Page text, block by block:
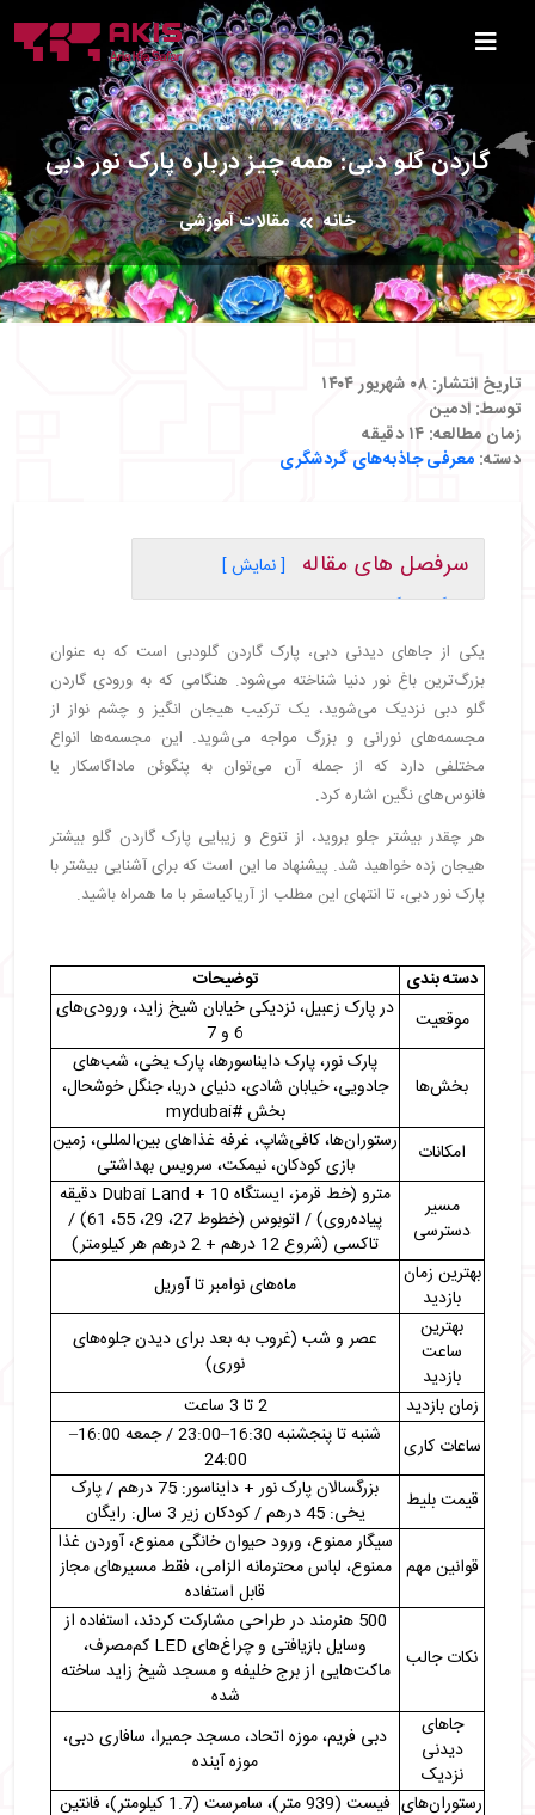
گاردن گلو دبی: همه چیز درباره پارک نور دبی
خانه مقالات آموزشی
تاریخ انتشار: ۰۸ شهریور ۱۴۰۴
توسط: ادمین
زمان مطالعه: ۱۴ دقیقه
دسته: معرفی جاذبه‌های گردشگری
سرفصل های مقاله
[ نمایش ]
・گاردن گلو دبی چه پارکی است؟
طراحی و ساخت گاردن گلو دبی
・ گاردن گلو دبی کجاست؟
・
چطور به گاردن گلو دبی برویم؟
・
بهترین زمان بازدید از گاردن گلو دبی
・
بهترین ساعت بازدید از گاردن گلو دبی
・
معرفی بخش‌های مختلف گاردن گلو دبی
・ پارک دایناسورها (Dinosaur Park)
・پارک یخی (Ice Park)
・ شب‌های جادویی (Magical Nights)
・دنیای دریا (Sea World)
・جنگل خوشحال (Happy Forest)
・هشتگ دبی من (#mydubai)
・امکانات گاردن گلو دبی
・ساعات فعالیت و قیمت بلیط گاردن گلو دبی
‌نکات جالب درباره گاردن گلو دبی
・قوانین بازدید از گاردن گلو دبی
・جاهای دیدنی نزدیک گاردن گلو دبی
・رستوران‌های نزدیک گاردن گلو دبی
・مراکز خرید نزدیک گاردن گلو دبی
・جمع بندی
یکی از جاهای دیدنی دبی، پارک گاردن گلودبی است که به عنوان
بزرگ‌ترین باغ نور دنیا شناخته می‌شود. هنگامی که به ورودی گاردن
گلو دبی نزدیک می‌شوید، یک ترکیب هیجان انگیز و چشم نواز از
مجسمه‌های نورانی و بزرگ مواجه می‌شوید. این مجسمه‌ها انواع
مختلفی دارد که از جمله آن می‌توان به پنگوئن ماداگاسکار یا
فانوس‌های نگین اشاره کرد.
هر چقدر بیشتر جلو بروید، از تنوع و زیبایی پارک گاردن گلو بیشتر
هیجان زده خواهید شد. پیشنهاد ما این است که برای آشنایی بیشتر با
پارک نور دبی، تا انتهای این مطلب از آریاکیاسفر با ما همراه باشید.
دسته بندی
توضیحات
موقعیت
در پارک زعبیل، نزدیکی خیابان شیخ زاید، ورودی‌های
6 و 7
بخش‌ها
پارک نور، پارک دایناسورها، پارک یخی، شب‌های
جادویی، خیابان شادی، دنیای دریا، جنگل خوشحال،
بخش #mydubai
امکانات
رستوران‌ها، کافی‌شاپ، غرفه غذاهای بین‌المللی، زمین
بازی کودکان، نیمکت، سرویس بهداشتی
مسیر
دسترسی
مترو (خط قرمز، ایستگاه Dubai Land + 10 دقیقه
پیاده‌روی) / اتوبوس (خطوط 27، 29، 55، 61) /
تاکسی (شروع 12 درهم + 2 درهم هر کیلومتر)
بهترین زمان
بازدید
ماه‌های نوامبر تا آوریل
بهترین
ساعت
بازدید
عصر و شب (غروب به بعد برای دیدن جلوه‌های
نوری)
زمان بازدید
2 تا 3 ساعت
ساعات کاری
شنبه تا پنجشنبه 16:30–23:00 / جمعه 16:00–
24:00
قیمت بلیط
بزرگسالان پارک نور + دایناسور: 75 درهم / پارک
یخی: 45 درهم / کودکان زیر 3 سال: رایگان
قوانین مهم
سیگار ممنوع، ورود حیوان خانگی ممنوع، آوردن غذا
ممنوع، لباس محترمانه الزامی، فقط مسیرهای مجاز
قابل استفاده
نکات جالب
500 هنرمند در طراحی مشارکت کردند، استفاده از
وسایل بازیافتی و چراغ‌های LED کم‌مصرف،
ماکت‌هایی از برج خلیفه و مسجد شیخ زاید ساخته
شده
جاهای
دیدنی
نزدیک
دبی فریم، موزه اتحاد، مسجد جمیرا، سافاری دبی،
موزه آینده
رستوران‌های
فیست (939 متر)، سامرست (1.7 کیلومتر)، فانتین